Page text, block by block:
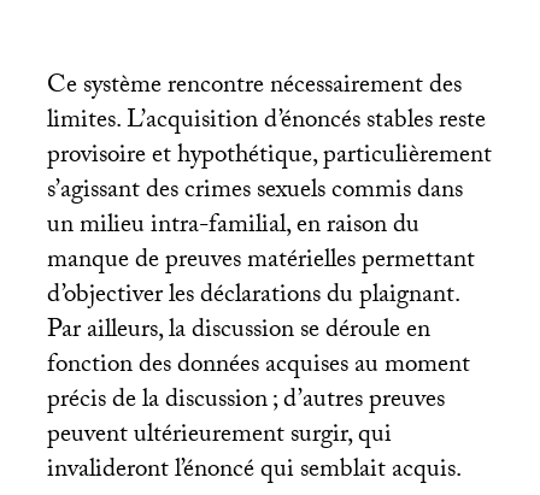
Ce système rencontre nécessairement des
limites. L’acquisition d’énoncés stables reste
provisoire et hypothétique, particulièrement
s’agissant des crimes sexuels commis dans
un milieu intra-familial, en raison du
manque de preuves matérielles permettant
d’objectiver les déclarations du plaignant.
Par ailleurs, la discussion se déroule en
fonction des données acquises au moment
précis de la discussion; d’autres preuves
peuvent ultérieurement surgir, qui
invalideront l’énoncé qui semblait acquis.